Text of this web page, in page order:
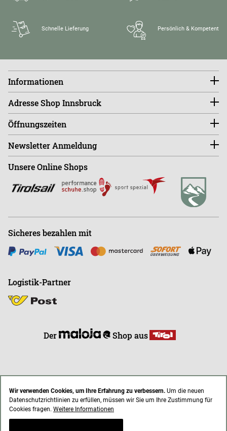
Wir verwenden Cookies, um Ihre Erfahrung zu verbessern. Um die neuen
Datenschutzrichtlinien zu erfüllen, müssen wir Sie um Ihre Zustimmung für
Cookies fragen. Weitere Informationen
Schnelle Lieferung Persönlich & Kompetent
Adresse Shop Innsbruck
Andreas-Hofer-Straße 14
6020 Innsbruck, Austria
Shop+43 (0)664-88363270
Büro+43 (0)676-9408501
Öffnungszeiten
Sa - Mo ist der Shop GESCHLOSSEN!
Newsletter Anmeldung
Informationen
Größentabellen
FAQ
Widerruf
Versandkosten
Retourenportal
Unsere Online Shops
Sicheres bezahlen mit
Logistik-Partner
Der Shop aus
AGB Impressum Datenschutz
* Alle Preise inkl. gesetzl. Mehrwertsteuer zzgl. Versandkosten